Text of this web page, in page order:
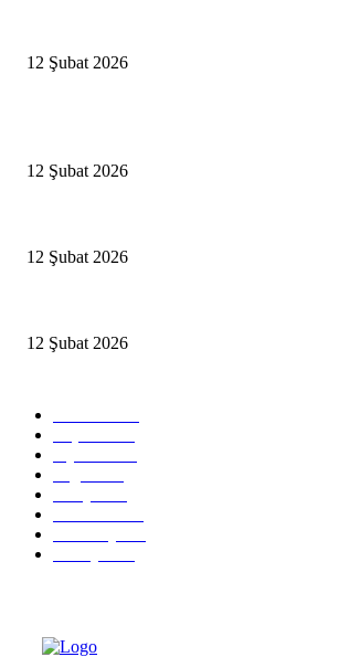
12 Şubat 2026
12 Şubat 2026
12 Şubat 2026
12 Şubat 2026